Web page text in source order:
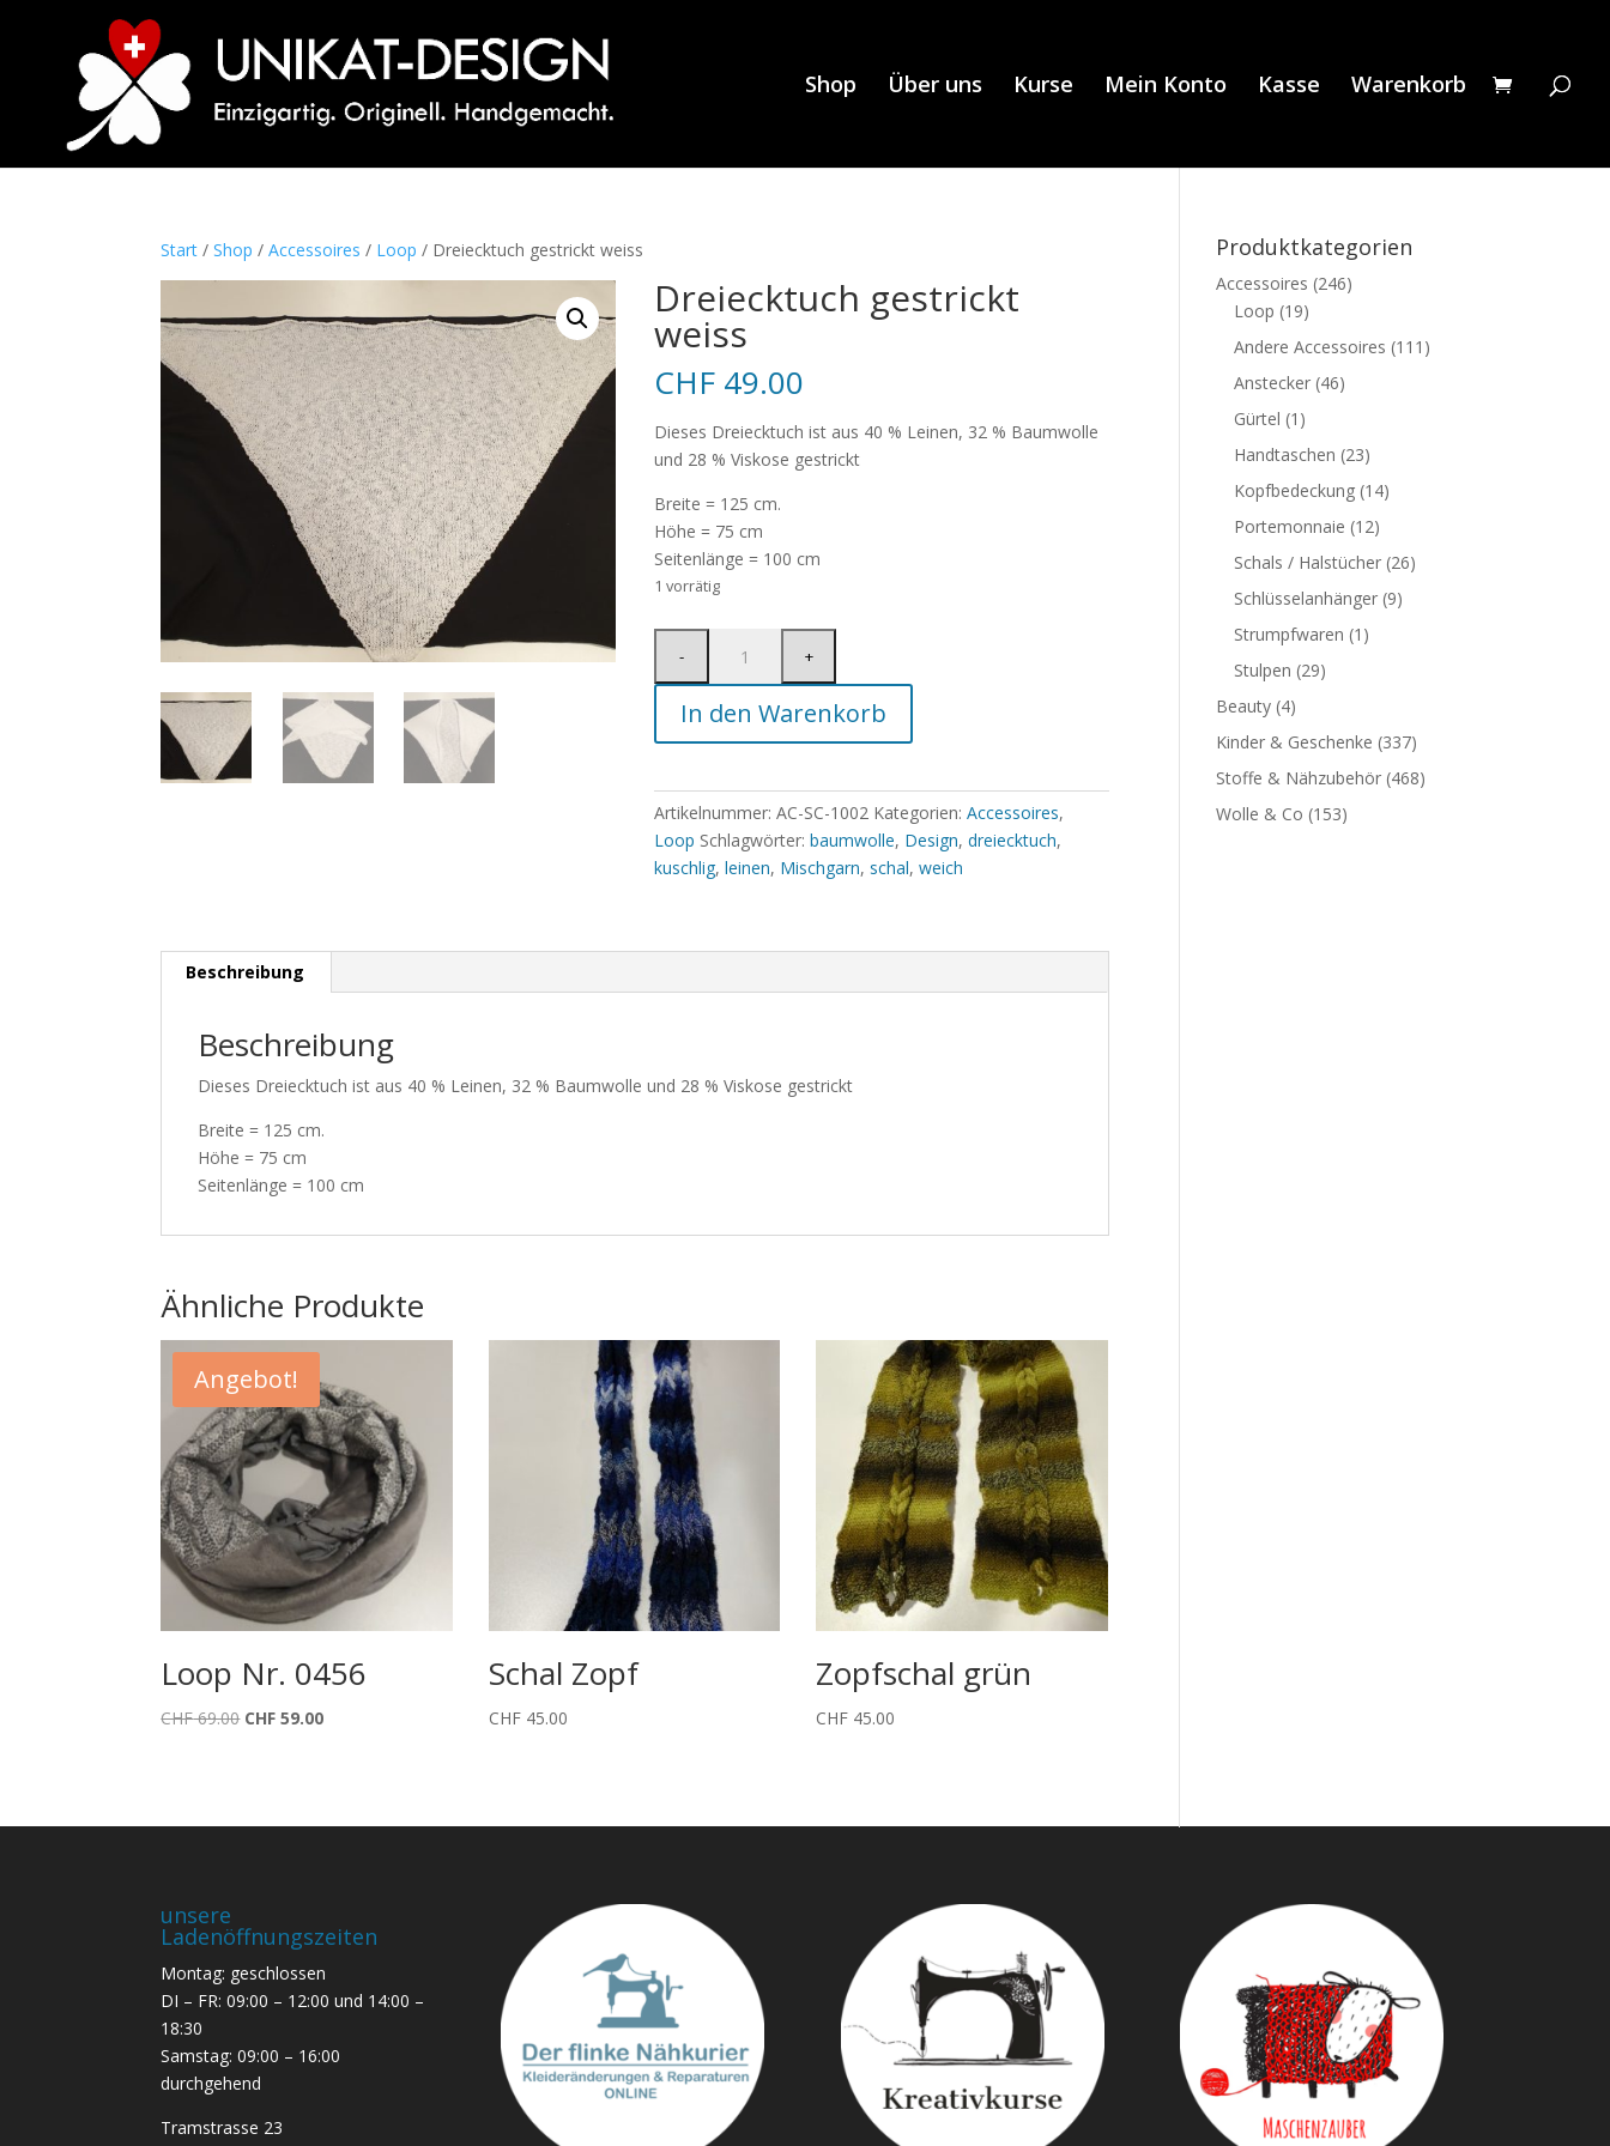
Shop Über uns Kurse Mein Konto Kasse Warenkorb
Start /Shop /Accessoires / Loop / Dreiecktuch gestrickt weiss
Dreiecktuch gestrickt
weiss
CHF 49.00
Dieses Dreiecktuch ist aus 40 % Leinen, 32 % Baumwolle
und 28 % Viskose gestrickt
Breite = 125 cm.
Höhe = 75 cm
Seitenlänge = 100 cm
1 vorrätig
In den Warenkorb
Artikelnummer:AC-SC-1002 Kategorien:Accessoires,
Loop Schlagwörter:baumwolle, Design,dreiecktuch,
kuschlig,leinen, Mischgarn,schal,weich
Beschreibung
Beschreibung
Dieses Dreiecktuch ist aus 40 % Leinen, 32 % Baumwolle und 28 % Viskose gestrickt
Breite = 125 cm.
Höhe = 75 cm
Seitenlänge = 100 cm
Ähnliche Produkte
Angebot!
Loop Nr. 0456
CHF69.00 Ursprünglicher
CHF 59.00Aktueller
Schal Zopf
CHF45.00
Zopfschal grün
CHF 45.00
Produktkategorien
Accessoires (246)
Loop (19)
Andere Accessoires (111)
Anstecker (46)
Gürtel (1)
Handtaschen (23)
Kopfbedeckung (14)
Portemonnaie (12)
Schals / Halstücher (26)
Schlüsselanhänger (9)
Strumpfwaren (1)
Stulpen (29)
Beauty (4)
Kinder & Geschenke (337)
Stoffe & Nähzubehör (468)
Wolle & Co (153)
unsere
Ladenöffnungszeiten
Montag: geschlossen
DI – FR: 09:00 – 12:00 und 14:00 –
18:30
Samstag: 09:00 – 16:00
durchgehend
Tramstrasse 23